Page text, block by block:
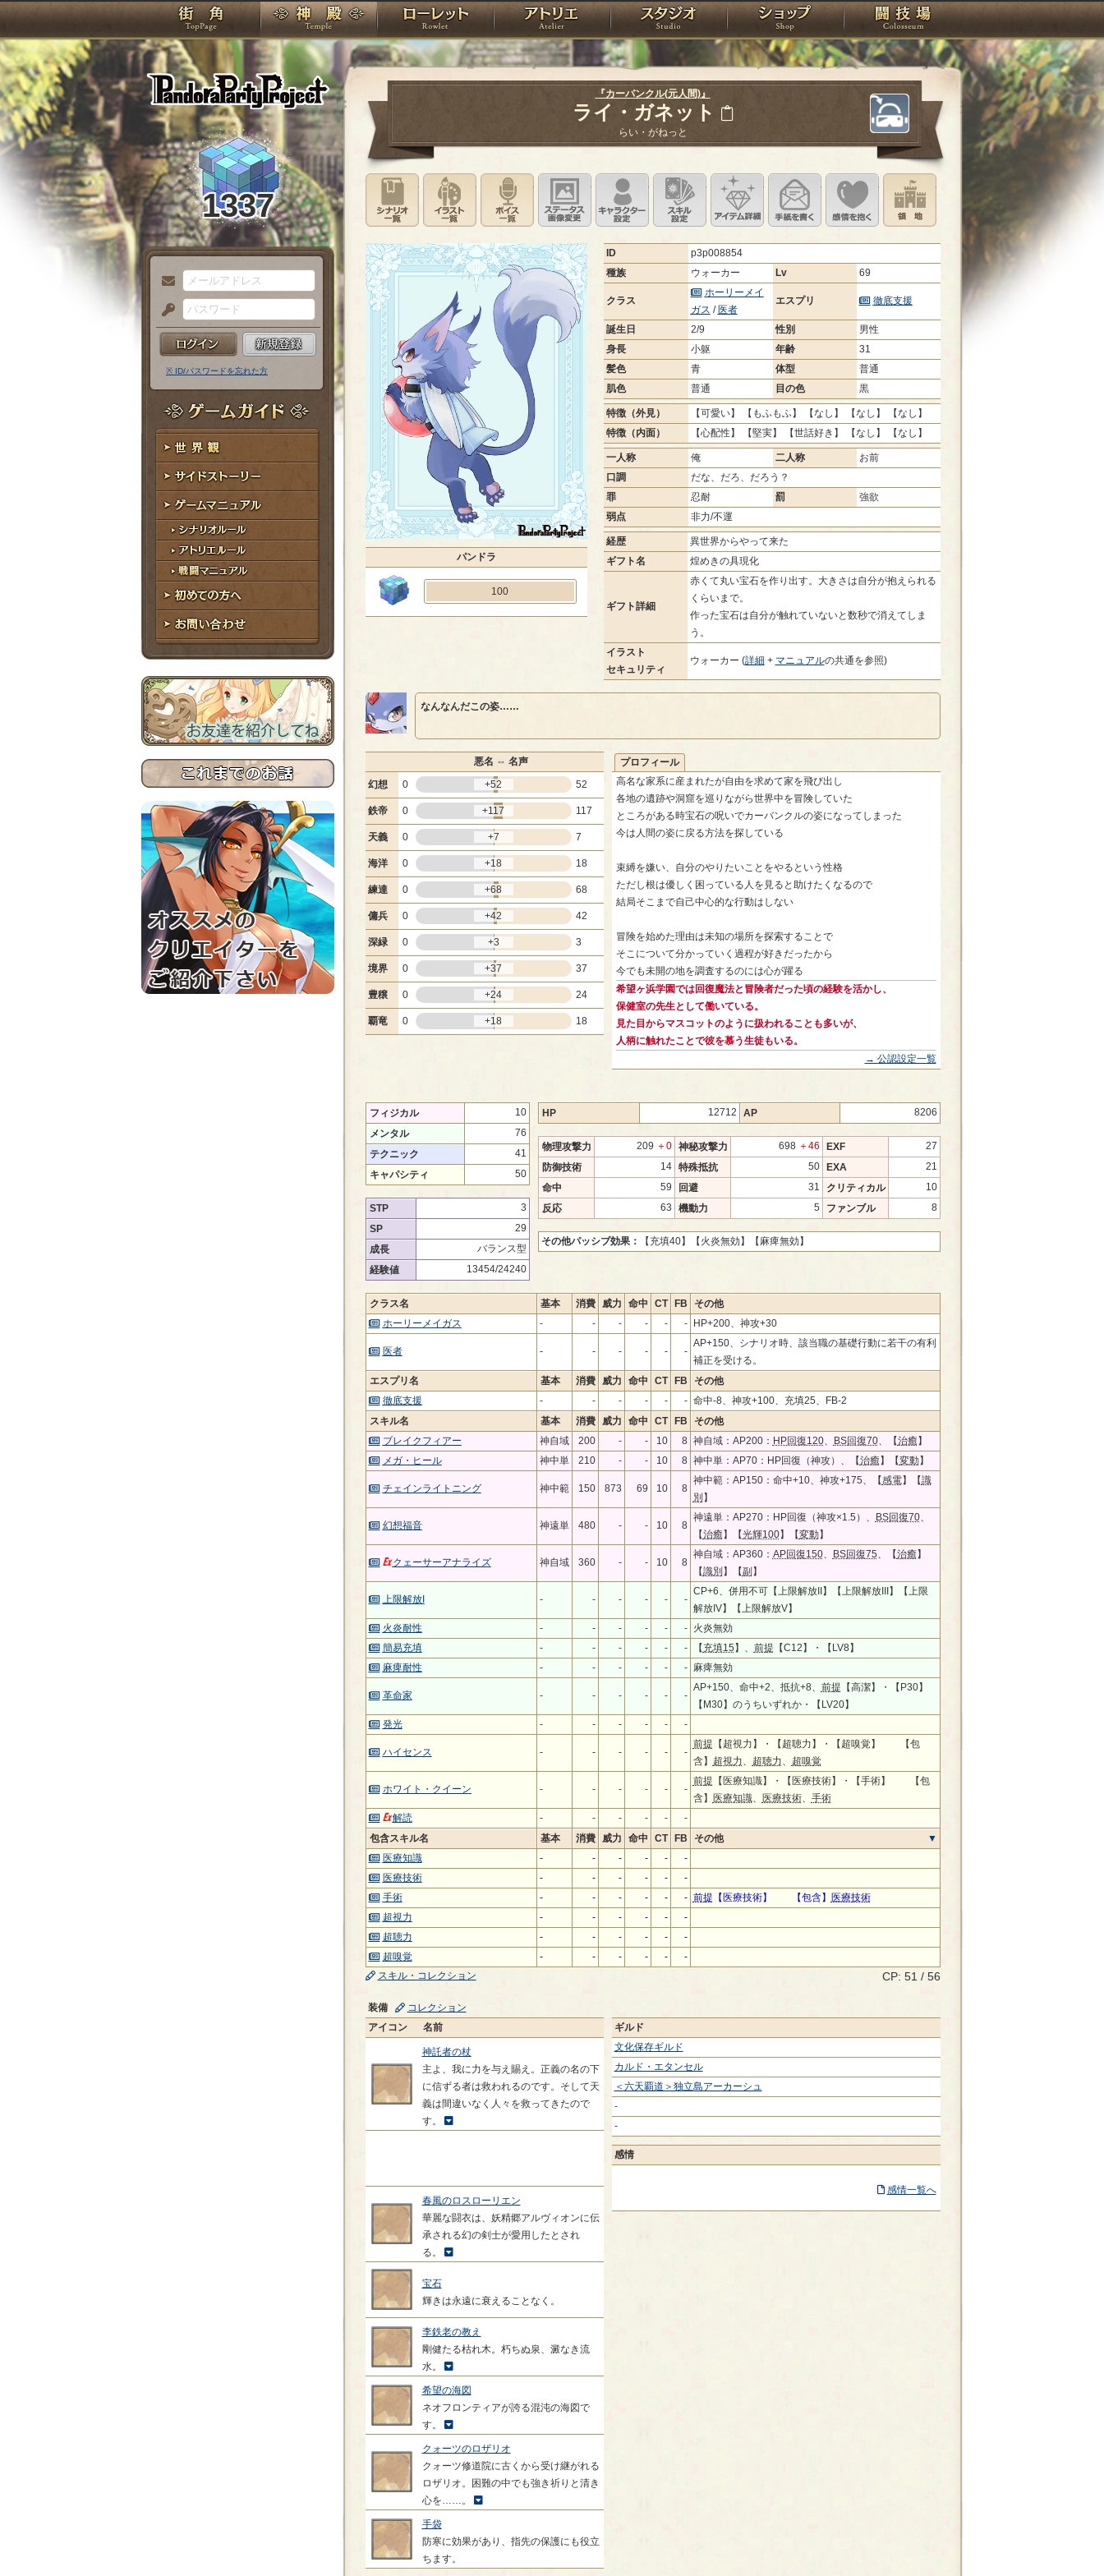
PandoraPartyProject
TOP 神殿 ローレット アトリエ スタジオ ショップ 闘技場
1337
メ
ー
ル
ア
ド
レ
ス
パ
ス
ー
ド
※ ID/パスワードを忘れた方
ゲームガイド
世界観
サイドストーリー
ゲームマニュアル
シナリオルール
アトリエルール
戦闘マニュアル
初めての方へ
お問い合わせ
『カーバンクル(元人間)』
ライ・ガネット
らい・がねっと
シナリオ一覧イラスト一覧ボイス一覧 ステータス画像変更キャラクター設定
スキル設定 アイテム詳細手紙を書く このキャラクターに感情を抱く
パンドラ
100
ID
p3p008854
種族
ウォーカー Lv 69
クラス
ホーリーメイ
ガス / 医者
エスプリ 徹底支援
誕生日 2/9 性別
男性
身長
小躯 年齢
31
髪色
青 体型
普通
肌色
普通 目の色 黒
特徴（外見）
【可愛い】 【もふもふ】 【なし】 【なし】 【なし】
特徴（内面）
【心配性】 【堅実】 【世話好き】 【なし】 【なし】
一人称 俺 二人称
お前
口調
だな、だろ、だろう？
罪
忍耐 罰
強欲
弱点
非力/不運
経歴
異世界からやって来た
ギフト名
煌めきの具現化
ギフト詳細
赤くて丸い宝石を作り出す。大きさは自分が抱えられる
くらいまで。
作った宝石は自分が触れていないと数秒で消えてしま
う。
イラスト
セキュリティ
ウォーカー (詳細 + マニュアルの共通を参照)
なんなんだこの姿……
悪名 ⇔ 名声
幻想
0 +52 52
鉄帝 0 +117 117
天義 0 +7 7
海洋 0 +18 18
練達 0 +68 68
傭兵 0 +42 42
深緑 0 +3 3
境界 0 +37 37
豊穣 0 +24 24
覇竜 0 +18 18
プロフィール
高名な家系に産まれたが自由を求めて家を飛び出し
各地の遺跡や洞窟を巡りながら世界中を冒険していた
ところがある時宝石の呪いでカーバンクルの姿になってしまった
今は人間の姿に戻る方法を探している
束縛を嫌い、自分のやりたいことをやるという性格
ただし根は優しく困っている人を見ると助けたくなるので
結局そこまで自己中心的な行動はしない
冒険を始めた理由は未知の場所を探索することで
そこについて分かっていく過程が好きだったから
今でも未開の地を調査するのには心が躍る
希望ヶ浜学園では回復魔法と冒険者だった頃の経験を活かし、
保健室の先生として働いている。
見た目からマスコットのように扱われることも多いが、
人柄に触れたことで彼を慕う生徒もいる。
→ 公認設定一覧
フィジカル
10
メンタル
76
テクニック
41
キャパシティ
50
STP
3
SP
29
成長
バランス型
経験値
13454/24240
HP 12712 AP 8206
物理攻撃力 209 ＋0 神秘攻撃力 698 ＋46 EXF
27
防御技術
14 特殊抵抗 50 EXA
21
命中
59 回避 31 クリティカル
10
反応
63 機動力 5 ファンブル 8
その他パッシブ効果： 【充填40】 【火炎無効】 【麻痺無効】
クラス名 基本 消費 威力 命中 CT FB
その他
ホーリーメイガス
- - - - - - HP+200、神攻+30
医者 - - - - - -
AP+150、シナリオ時、該当職の基礎行動に若干の有利
補正を受ける。
エスプリ名
基本 消費 威力 命中 CT FB
その他
徹底支援
- - - - - - 命中-8、神攻+100、充填25、FB-2
スキル名
基本 消費 威力 命中 CT FB
その他
ブレイクフィアー
神自域 200 - - 10 8 神自域：AP200： HP回復120、 BS回復70、【治癒】
メガ・ヒール
神中単 210 - - 10 8 神中単：AP70：HP回復（神攻）、【治癒】【変動】
チェインライトニング 神中範 150 873 69 10 8
神中範：AP150：命中+10、神攻+175、【感電】【識
別 】
幻想福音 神遠単 480 - - 10 8
神遠単：AP270：HP回復（神攻×1.5）、 BS回復70、
【治癒】【光輝100】【変動】
クェーサーアナライズ 神自域 360 - - 10 8
神自域：AP360： AP回復150、 BS回復75、【治癒】
【識別 】【副 】
上限解放I - - - - - -
CP+6、併用不可【上限解放II】【上限解放III】【上限
解放IV】【上限解放V】
火炎耐性
- - - - - -
火炎無効
簡易充填
- - - - - - 【 充填15 】、 前提 【C12】・【LV8】
麻痺耐性
- - - - - - 麻痺無効
革命家 - - - - - -
AP+150、命中+2、抵抗+8、 前提 【高潔】・【P30】
【M30】のうちいずれか・【LV20】
発光
- - - - - -
ハイセンス - - - - - -
前提 【超視力】・【超聴力】・【超嗅覚】 【包
含】
超視力、 超聴力、 超嗅覚
ホワイト・クイーン - - - - - -
前提 【医療知識】・【医療技術】・【手術】 【包
含】
医療知識、 医療技術、 手術
解読
- - - - -
-
包含スキル名
基本 消費 威力 命中 CT FB
その他
医療知識
- - - - -
-
医療技術
- - - - -
-
手術
- - - - - - 前提 【医療技術】 【包含】
医療技術
超視力
- - - - -
-
超聴力
- - - - -
-
超嗅覚
- - - - -
-
スキル・コレクション
CP: 51 / 56
装備
コレクション
アイコン
名前
神託者の杖
主よ、我に力を与え賜え。正義の名の下
に信ずる者は救われるのです。そして天
義は間違いなく人々を救ってきたので
す。
春風のロスローリエン
華麗な闘衣は、妖精郷アルヴィオンに伝
承される幻の剣士が愛用したとされ
る。
宝石
輝きは永遠に衰えることなく。
李鉄老の教え
剛健たる枯れ木。朽ちぬ泉、澱なき流
水。
希望の海図
ネオフロンティアが誇る混沌の海図で
す。
クォーツのロザリオ
クォーツ修道院に古くから受け継がれる
ロザリオ。困難の中でも強き祈りと清き
心を……。
手袋
防寒に効果があり、指先の保護にも役立
ちます。
ギルド
文化保存ギルド
カルド・エタンセル
＜六天覇道＞独立島アーカーシュ
-
-
感情
感情一覧へ